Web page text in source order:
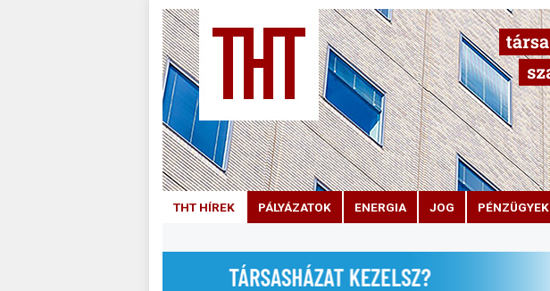
THT HÍREK PÁLYÁZATOK ENERGIA JOG PÉNZÜGYEK